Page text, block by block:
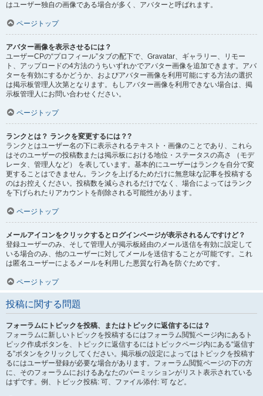
はユーザー独自の画像である場合が多く、アバターと呼ばれます。
ページトップ
アバター画像を表示させるには？
ユーザーCPの“プロフィール”タブの配下で、Gravatar、ギャラリー、リモー
ト、アップロードの4方法のうちいずれかでアバター画像を追加できます。アバ
ターを有効にするかどうか、およびアバター画像を利用可能にする方法の選択
は掲示板管理人次第となります。もしアバター画像を利用できない場合は、掲
示板管理人にお問い合わせください。
ページトップ
ランクとは？ ランクを変更するには？?
ランクとはユーザー名の下に表示されるテキスト・画像のことであり、これら
はそのユーザーの投稿数または掲示板における地位・ステータスの高さ （モデ
レータ、管理人など） を表しています。基本的にユーザーはランクを自分で変
更することはできません。ランクを上げるためだけに無意味な記事を投稿する
のはお控えください。投稿数を減らされるだけでなく、場合によってはランク
を下げられたりアカウントを削除される可能性があります。
ページトップ
メールアイコンをクリックするとログインページが表示されるんですけど？
登録ユーザーのみ、そして管理人が掲示板経由のメール送信を有効に設定して
いる場合のみ、他のユーザーに対してメールを送信することが可能です。これ
は匿名ユーザーによるメールを利用した悪質な行為を防ぐためです。
ページトップ
投稿に関する問題
フォーラムにトピックを投稿、またはトピックに返信するには？
フォーラムに新しいトピックを投稿するにはフォーラム閲覧ページ内にあるト
ピック作成ボタンを、トピックに返信するにはトピックページ内にある“返信す
る”ボタンをクリックしてください。掲示板の設定によってはトピックを投稿す
るにはユーザー登録が必要な場合があります。フォーラム閲覧ページの下の方
に、そのフォーラムにおけるあなたのパーミッションがリスト表示されている
はずです。例、トピック投稿: 可、ファイル添付: 可 など。